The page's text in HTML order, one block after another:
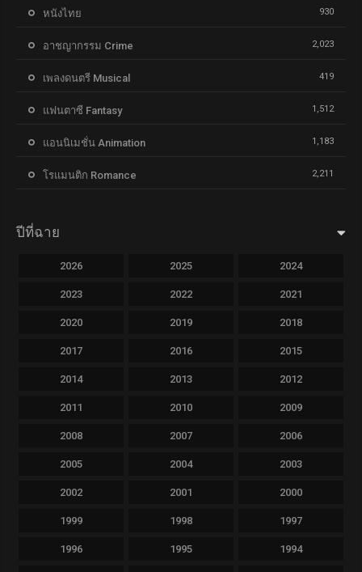
หนังไทย 930
อาชญากรรม Crime 2,023
เพลงดนตรี Musical 419
แฟนตาซี Fantasy 1,512
แอนนิเมชั่น Animation 1,183
โรแมนติก Romance 2,211
ปีที่ฉาย
2026 2025 2024
2023 2022 2021
2020 2019 2018
2017 2016 2015
2014 2013 2012
2011 2010 2009
2008 2007 2006
2005 2004 2003
2002 2001 2000
1999 1998 1997
1996 1995 1994